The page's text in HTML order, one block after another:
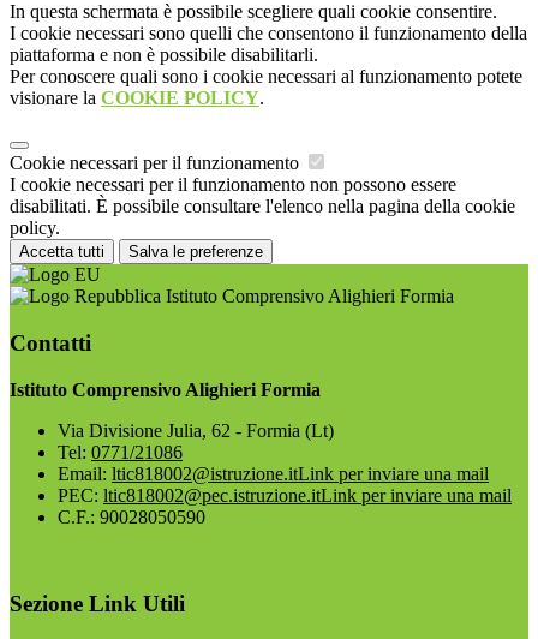
In questa schermata è possibile scegliere quali cookie consentire.
I cookie necessari sono quelli che consentono il funzionamento della
piattaforma e non è possibile disabilitarli.
Per conoscere quali sono i cookie necessari al funzionamento potete
visionare la COOKIE POLICY.
Cookie necessari per il funzionamento
I cookie necessari per il funzionamento non possono essere
disabilitati. È possibile consultare l'elenco nella pagina della cookie
policy.
Accetta tutti Salva le preferenze
Istituto Comprensivo Alighieri Formia
Contatti
Istituto Comprensivo Alighieri Formia
Via Divisione Julia, 62 - Formia (Lt)
Tel: 0771/21086
Email: ltic818002@istruzione.itLink per inviare una mail
PEC: ltic818002@pec.istruzione.itLink per inviare una mail
C.F.: 90028050590
Sezione Link Utili